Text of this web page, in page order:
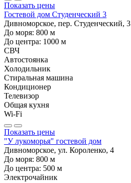
Показать цены
Гостевой дом Студенческий 3
Дивноморское, пер. Студенческий, 3
До моря: 800 м
До центра: 1000 м
СВЧ
Автостоянка
Холодильник
Стиральная машина
Кондиционер
Телевизор
Общая кухня
Wi-Fi
Показать цены
"У лукоморья" гостевой дом
Дивноморское, ул. Короленко, 4
До моря: 800 м
До центра: 500 м
Электрочайник